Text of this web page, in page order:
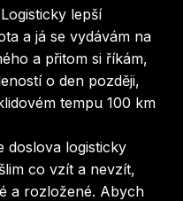
lepší
a já se vydávám na
a přitom si říkám,
o den později,
tempu 100 km
doslova logisticky
co vzít a nevzít,
a rozložené. Abych